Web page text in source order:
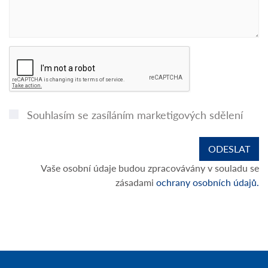
Souhlasím se zasíláním marketigových sdělení
Vaše osobní údaje budou zpracovávány v souladu se
zásadami ochrany osobních údajů.